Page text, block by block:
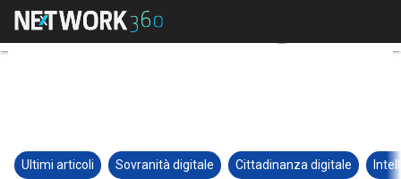
Ultimi articoli Sovranità digitale Cittadinanza digitale